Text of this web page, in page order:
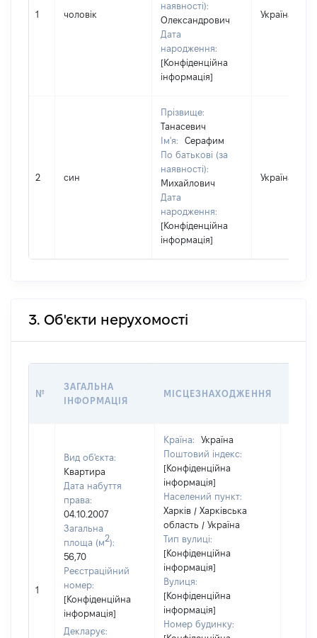
1 чоловік
наявності):
Олександрович
Дата
народження:
[Конфіденційна
інформація]
Україна
2 син
Прізвище:
Танасевич
Ім'я:
Серафим
По батькові (за
наявності):
Михайлович
Дата
народження:
[Конфіденційна
інформація]
Україна
3. Об'єкти нерухомості
№
ЗАГАЛЬНА
ІНФОРМАЦІЯ
МІСЦЕЗНАХОДЖЕННЯ
1
Вид об'єкта:
Квартира
Дата набуття
права:
04.10.2007
Загальна
площа (м2):
56,70
Реєстраційний
номер:
[Конфіденційна
інформація]
Декларує:
Країна:
Україна
Поштовий індекс:
[Конфіденційна
інформація]
Населений пункт:
Харків / Харківська
область / Україна
Тип вулиці:
[Конфіденційна
інформація]
Вулиця:
[Конфіденційна
інформація]
Номер будинку: